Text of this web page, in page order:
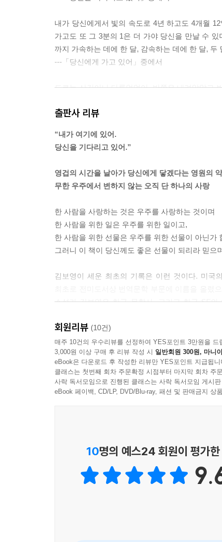
내가 당신에게서 빛의 속도로 4년 하고도 4개월
가고도 또 그 3분의 1은 더 가야 당신을 만날 수
까지 가속하는 데에 한 달, 감속하는 데에 한 달, 두
---「당신에게 가고 있어」중에서
도로는 산길이나 다름없었어. 반쯤은 내려앉았고
풀이 무성하게 자라고 있었어. 차와 사람이 가득
“바보 같은 짓을 했어. 저 녀석이 계속 지구로 돌
---「미래로 가는 사람들」중에서
성하는 노야의 귀에 속삭였다.
“당신과 같은 사람이야.”
무슨 말이든 상관없었을 것이다. 둘러싼 이들은
않은 채 일종의 기도문이 되어 전해질 것이다. 어
---「미래로 가는 사람들」중에서
출판사 리뷰
“내가 여기에 있어.
당신을 기다리고 있어.”
영겁의 시간을 날아가 당신에게 닿겠다는 영원의
무한 우주에서 변하지 않는 오직 단 하나의 사랑
한 사람을 사랑하는 것은 우주를 사랑하는 것이며
한 사람을 위한 일은 우주를 위한 일이고,
한 사람을 위한 선물은 우주를 위한 선물이 아닌가
그러니 이 책이 당신께도 좋은 선물이 되리라 믿으
김보영이 세운 최초의 기록은 이런 것이다. 미
소설가 김보영은 한국 문학사, 그리고 한국 SF
김보영에게도 최초가 있다면 이런 것이다. 개인에
그러나 아이러니하게도 이 작품은 세계인에게
있어〉다.
그런데 정말 신기하더군요. 알지도 못하는 사람인
지구를 빛의 속도로 돌면서 다른 별에서 오는 사
배에 올라 재회의 꿈에 부푼 것도 잠시, 착오로
상황이 벌어지는 등 여러 문제가 발생하며 시간
회원리뷰 (10건)
매주 10건의 우수리뷰를 선정하여 YES포인트 3만원을 드
3,000원 이상 구매 후 리뷰 작성 시 일반회원 300원, 마니
eBook은 다운로드 후 작성한 리뷰만 YES포인트 지급됩니
클래스는 첫번째 회차 주문확정 시점부터 마지막 회차 주
사락 독서모임으로 진행된 클래스는 사락 독서모임 게시
eBook 페이백, CD/LP, DVD/Blu-ray, 패션 및 판매금지 상
10명의 예스24 회원이 평가